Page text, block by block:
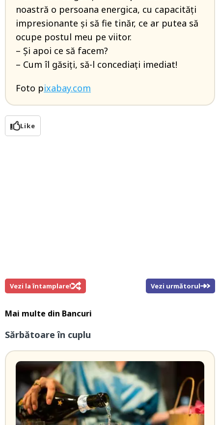
noastră o persoana energica, cu capacități
impresionante și să fie tinăr, ce ar putea să
ocupe postul meu pe viitor.
– Și apoi ce să facem?
– Cum îl găsiți, să-l concediați imediat!
Foto pixabay.com
Like
Vezi la întamplare! Vezi următorul
Mai multe din Bancuri
Sărbătoare în cuplu